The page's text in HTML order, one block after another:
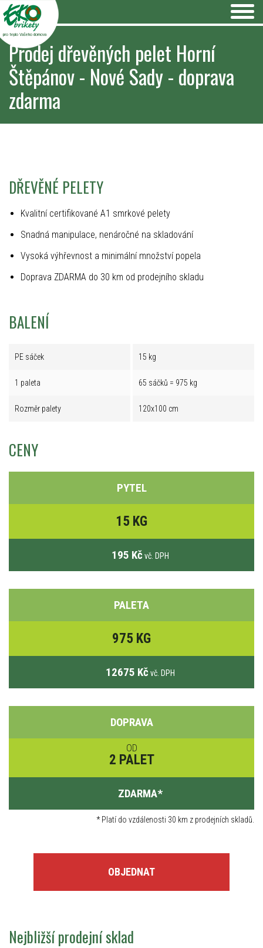
pro teplo Vašeho domova
Prodej dřevěných pelet Horní
Štěpánov - Nové Sady - doprava
zdarma
DŘEVĚNÉ PELETY
Kvalitní certifikované A1 smrkové pelety
Snadná manipulace, nenáročné na skladování
Vysoká výhřevnost a minimální množství popela
Doprava ZDARMA do 30 km od prodejního skladu
BALENÍ
PE sáček 15 kg
1 paleta 65 sáčků = 975 kg
Rozměr palety 120x100 cm
CENY
PYTEL
15 KG
195 Kč vč. DPH
PALETA
975 KG
12675 Kč vč. DPH
DOPRAVA
OD
2 PALET
ZDARMA*
*Platí do vzdálenosti 30 km z prodejních skladů.
OBJEDNAT
Nejbližší prodejní sklad